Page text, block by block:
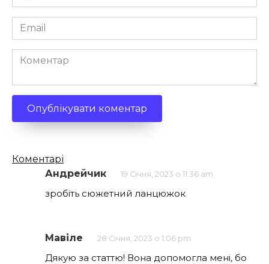
*
Email
*
Коментар
Кількість
коментарів
Коментарі
Андрейчик
19 Січня, 2023 о 11:36 am
зробіть сюжетний ланцюжок
Мавіле 28 Січня, 2023 о 1:06 pm
Дякую за статтю! Вона допомогла мені, бо